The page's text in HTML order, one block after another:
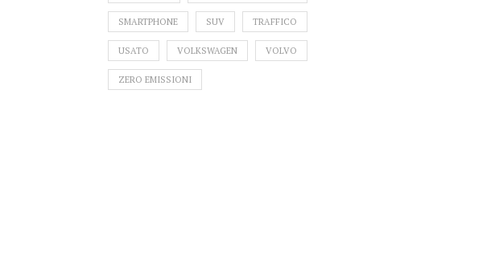
SMARTPHONE SUV TRAFFICO
USATO VOLKSWAGEN VOLVO
ZERO EMISSIONI